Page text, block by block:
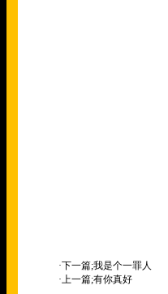
·下一篇;我是个一罪人
·上一篇;有你真好